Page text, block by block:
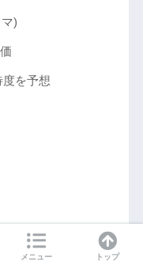
)
度を予想
評価
メニュー トップ